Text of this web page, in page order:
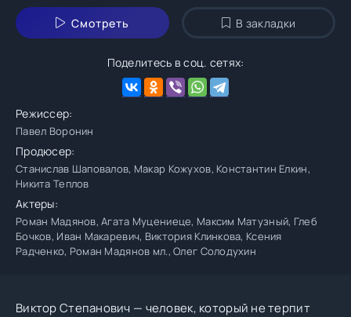
Смотреть В закладки
Поделитесь в соц. сетях:
Режиссер:
Павел Воронин
Продюсер:
Станислав Шаповалов, Макар Кожухов, Константин Елкин,
Никита Теплов
Актеры:
Роман Мадянов, Агата Муцениеце, Максим Матузный, Глеб
Бочков, Иван Макаревич, Виктория Клинкова, Ксения
Радченко, Роман Мадянов мл., Олег Солодухин
Виктор Степанович — человек, который не терпит